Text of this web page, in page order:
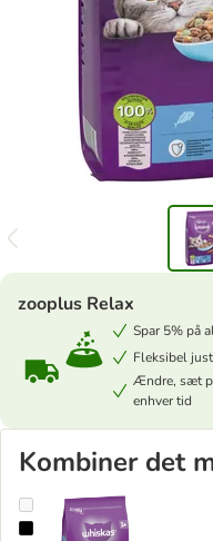
zooplus Relax
Spar 5% på
Fleksibel
Ændre, sæt
enhver tid
Kombiner det
Whiskas 1+ Tun